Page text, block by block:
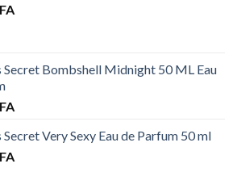
Bombshell Midnight 50 ML Eau
Very Sexy Eau de Parfum 50 ml